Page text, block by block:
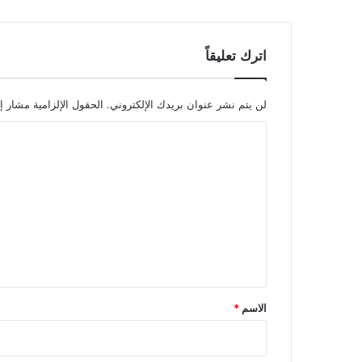
اترك تعليقاً
لن يتم نشر عنوان بريدك الإلكتروني. الحقول الإلزامية مشار
*
الاسم *